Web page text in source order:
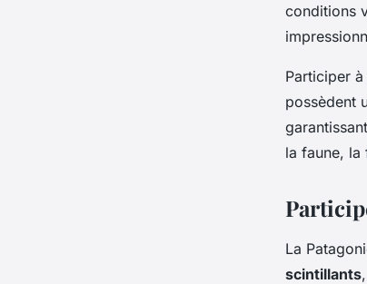
conditions
Participer à
possèdent
la faune, la
La
scintillants